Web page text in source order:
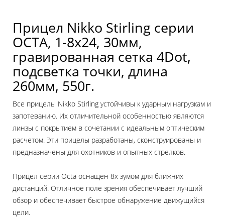
Прицел Nikko Stirling серии
OCTA, 1-8x24, 30мм,
гравированная сетка 4Dot,
подсветка точки, длина
260мм, 550г.
Все прицелы Nikko Stirling устойчивы к ударным нагрузкам и
запотеванию. Их отличительной особенностью являются
линзы с покрытием в сочетании с идеальным оптическим
расчетом. Эти прицелы разработаны, сконструированы и
предназначены для охотников и опытных стрелков.
Прицел серии Octa оснащен 8х зумом для ближних
дистанций. Отличное поле зрения обеспечивает лучший
обзор и обеспечивает быстрое обнаружение движущийся
цели.